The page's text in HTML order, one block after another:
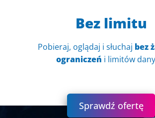
Bez limitu
Pobieraj, oglądaj i słuchaj bez
ograniczeń i limitów
Sprawdź ofertę